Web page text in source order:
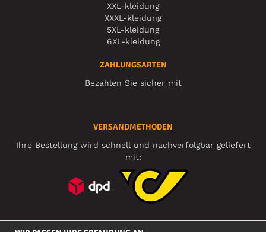
XXL-kleidung
XXXL-kleidung
5XL-kleidung
6XL-kleidung
ZAHLUNGSARTEN
Bezahlen Sie sicher mit
VERSANDMETHODEN
Ihre Bestellung wird schnell und nachverfolgbar geliefert
mit:
SOZIALE MEDIEN